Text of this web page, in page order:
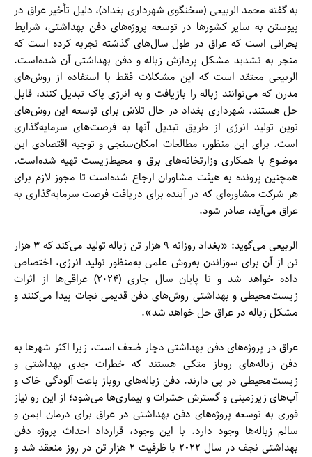
به گفته محمد الربیعی (سخنگوی شهرداری بغداد)، دلیل تأخیر عراق در
پیوستن به سایر کشورها در توسعه پروژه‌های دفن بهداشتی، شرایط
بحرانی است که عراق در طول سال‌های گذشته تجربه کرده است که
منجر به تشدید مشکل پردازش زباله و دفن بهداشتی آن شده‌است.
الربیعی معتقد است که این مشکلات فقط با استفاده از روش‌های
مدرن که می‌توانند زباله را بازیافت و به انرژی پاک تبدیل کنند، قابل
حل هستند. شهرداری بغداد در حال تلاش برای توسعه این روش‌های
نوین تولید انرژی از طریق تبدیل آنها به فرصت‌های سرمایه‌گذاری
است. برای این منظور، مطالعات امکان‌سنجی و توجیه اقتصادی این
موضوع با همکاری وزارتخانه‌های برق و محیط‌زیست تهیه شده‌است.
همچنین پرونده به هیئت مشاوران ارجاع شده‌است تا مجوز لازم برای
هر شرکت مشاوره‌ای که در آینده برای دریافت فرصت سرمایه‌گذاری به
عراق می‌آید، صادر شود.
الربیعی می‌گوید: «بغداد روزانه ۹ هزار تن زباله تولید می‌کند که ۳ هزار
تن از آن برای سوزاندن به‌روش علمی به‌منظور تولید انرژی، اختصاص
داده خواهد شد و تا پایان سال جاری (۲۰۲۴) عراقی‌ها از اثرات
زیست‌محیطی و بهداشتی روش‌های دفن قدیمی نجات پیدا می‌کنند و
مشکل زباله در عراق حل خواهد شد».
عراق در پروژه‌های دفن بهداشتی دچار ضعف است، زیرا اکثر شهرها به
دفن زباله‌های روباز متکی هستند که خطرات جدی بهداشتی و
زیست‌محیطی در پی دارند. دفن زباله‌های روباز باعث آلودگی خاک و
آب‌های زیرزمینی و گسترش حشرات و بیماری‌ها می‌شود؛ از این رو نیاز
فوری به توسعه پروژه‌های دفن بهداشتی در عراق برای درمان ایمن و
سالم زباله‌ها وجود دارد. با این وجود، قرارداد احداث پروژه دفن
بهداشتی نجف در سال ۲۰۲۲ با ظرفیت ۲ هزار تن در روز منعقد شد و